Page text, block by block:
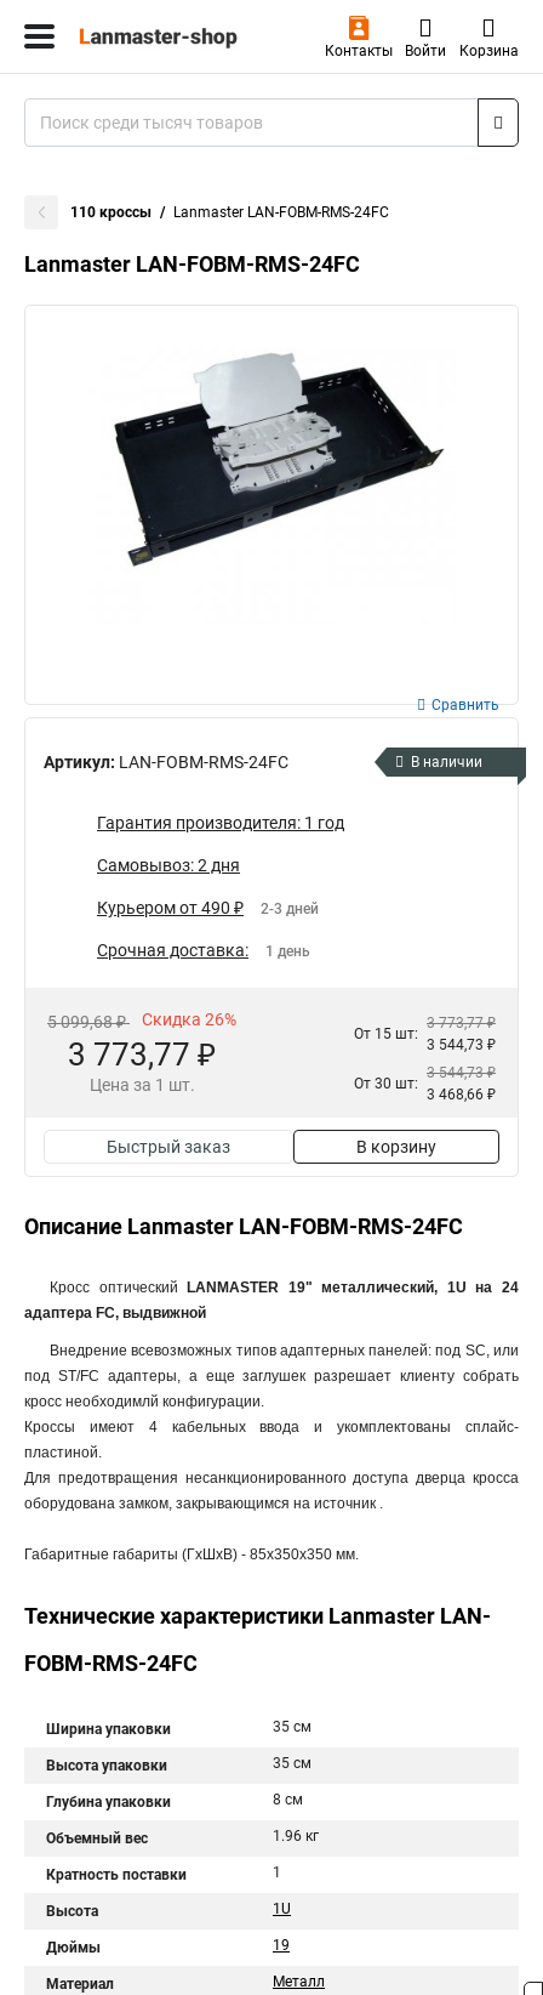
Контакты Войти Корзина
110 кроссы Lanmaster LAN-FOBM-RMS-24FC
Lanmaster LAN-FOBM-RMS-24FC
Артикул: LAN-FOBM-RMS-24FC
Сравнить
В наличии
Гарантия производителя: 1 год
Самовывоз: 2 дня
Курьером от 490 ₽ 2-3 дней
Срочная доставка: 1 день
5 099,68 ₽ Скидка 26%
3 773,77 ₽
Цена за 1 шт.
От 15 шт:
3 773,77 ₽
3 544,73 ₽
От 30 шт:
3 544,73 ₽
3 468,66 ₽
Быстрый заказ В корзину
Описание Lanmaster LAN-FOBM-RMS-24FC
Кросс оптический
LANMASTER 19" металлический, 1U на 24
адаптера FC, выдвижной
Внедрение всевозможных типов адаптерных панелей: под SC, или
под ST/FC адаптеры, а еще заглушек разрешает клиенту собрать
кросс необходимлй конфигурации.
Кроссы имеют 4 кабельных ввода и укомплектованы сплайс-
пластиной.
Для предотвращения несанкционированного доступа дверца кросса
оборудована замком, закрывающимся на источник .
Габаритные габариты (ГхШхВ) - 85х350х350 мм.
Технические характеристики Lanmaster LAN-
FOBM-RMS-24FC
Ширина упаковки 35 см
Высота упаковки 35 см
Глубина упаковки 8 см
Объемный вес 1.96 кг
Кратность поставки 1
Высота 1U
Дюймы 19
Материал Металл